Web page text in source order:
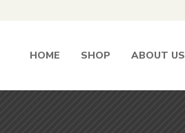
HOME SHOP ABOUT US